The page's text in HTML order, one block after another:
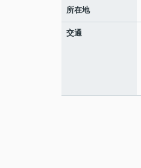
所在地
交通